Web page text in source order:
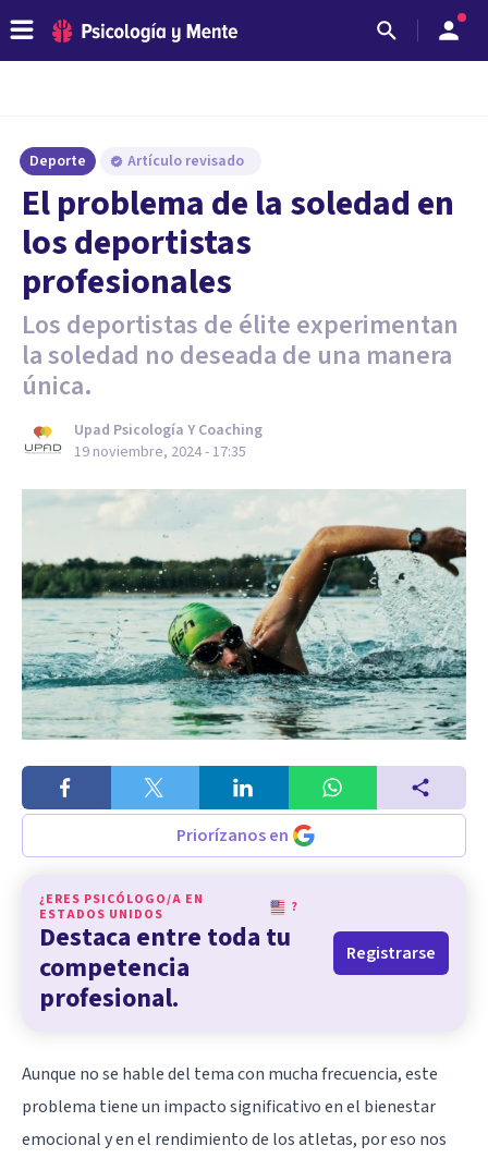
Deporte Artículo revisado
El problema de la soledad en
los deportistas
profesionales
Los deportistas de élite experimentan
la soledad no deseada de una manera
única.
Upad Psicología Y Coaching
19 noviembre, 2024 - 17:35
Priorízanos en
¿ERES PSICÓLOGO/A EN
ESTADOS UNIDOS
?
Destaca entre toda tu
competencia
profesional.
Registrarse
Aunque no se hable del tema con mucha frecuencia, este
problema tiene un impacto significativo en el bienestar
emocional y en el rendimiento de los atletas, por eso nos